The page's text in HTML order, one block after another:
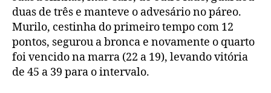
duas de três e manteve o advesário no páreo.
Murilo, cestinha do primeiro tempo com 12
pontos, segurou a bronca e novamente o quarto
foi vencido na marra (22 a 19), levando vitória
de 45 a 39 para o intervalo.